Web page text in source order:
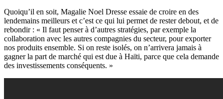
Quoiqu’il en soit, Magalie Noel Dresse essaie de croire en des
lendemains meilleurs et c’est ce qui lui permet de rester debout, et de
rebondir : « Il faut penser à d’autres stratégies, par exemple la
collaboration avec les autres compagnies du secteur, pour exporter
nos produits ensemble. Si on reste isolés, on n’arrivera jamais à
gagner la part de marché qui est due à Haïti, parce que cela demande
des investissements conséquents. »